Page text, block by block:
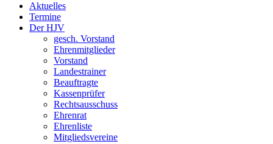
Aktuelles
Termine
Der HJV
gesch. Vorstand
Ehrenmitglieder
Vorstand
Landestrainer
Beauftragte
Kassenprüfer
Rechtsausschuss
Ehrenrat
Ehrenliste
Mitgliedsvereine